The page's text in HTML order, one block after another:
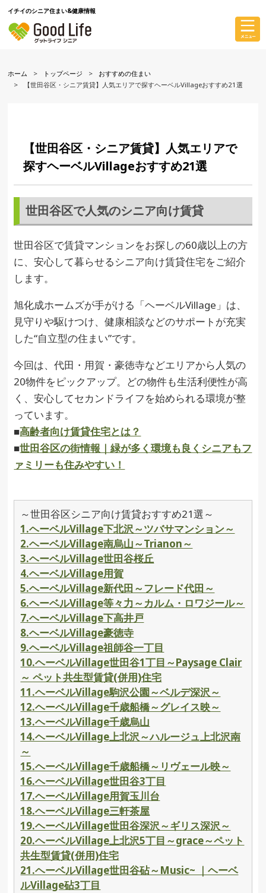
イチイのシニア住まい&健康情報
ホーム トップページ
おすすめの住まい
【世田谷区・シニア賃貸】人気エリアで探すヘーベルVillageおすすめ21選
【世田谷区・シニア賃貸】人気エリアで
探すヘーベルVillageおすすめ21選
世田谷区で人気のシニア向け賃貸
世田谷区で賃貸マンションをお探しの60歳以上の方
に、安心して暮らせるシニア向け賃貸住宅をご紹介
します。
旭化成ホームズが手がける「ヘーベルVillage」は、
見守りや駆けつけ、健康相談などのサポートが充実
した“自立型の住まい”です。
今回は、代田・用賀・豪徳寺などエリアから人気の
20物件をピックアップ。どの物件も生活利便性が高
く、安心してセカンドライフを始められる環境が整
っています。
■高齢者向け賃貸住宅とは？
■世田谷区の街情報｜緑が多く環境も良くシニアもフ
ァミリーも住みやすい！
～世田谷区シニア向け賃貸おすすめ21選～
1.ヘーベルVillage下北沢～ツバサマンション～
2.ヘーベルVillage南烏山～Trianon～
3.ヘーベルVillage世田谷桜丘
4.ヘーベルVillage用賀
5.ヘーベルVillage新代田～フレード代田～
6.ヘーベルVillage等々力～カルム・ロワジール～
7.ヘーベルVillage下高井戸
8.ヘーベルVillage豪徳寺
9.ヘーベルVillage祖師谷一丁目
10.ヘーベルVillage世田谷1丁目～Paysage Clair
～ ペット共生型賃貸(併用)住宅
11.ヘーベルVillage駒沢公園～ベルデ深沢～
12.ヘーベルVillage千歳船橋～グレイス映～
13.ヘーベルVillage千歳烏山
14.ヘーベルVillage上北沢～ハルージュ上北沢南
～
15.ヘーベルVillage千歳船橋～リヴェール映～
16.ヘーベルVillage世田谷3丁目
17.ヘーベルVillage用賀玉川台
18.ヘーベルVillage三軒茶屋
19.ヘーベルVillage世田谷深沢～ギリス深沢～
20.ヘーベルVillage上北沢5丁目～grace～ペット
共生型賃貸(併用)住宅
21.ヘーベルVillage世田谷砧～Music~ ｜ヘーベ
ルVillage砧3丁目